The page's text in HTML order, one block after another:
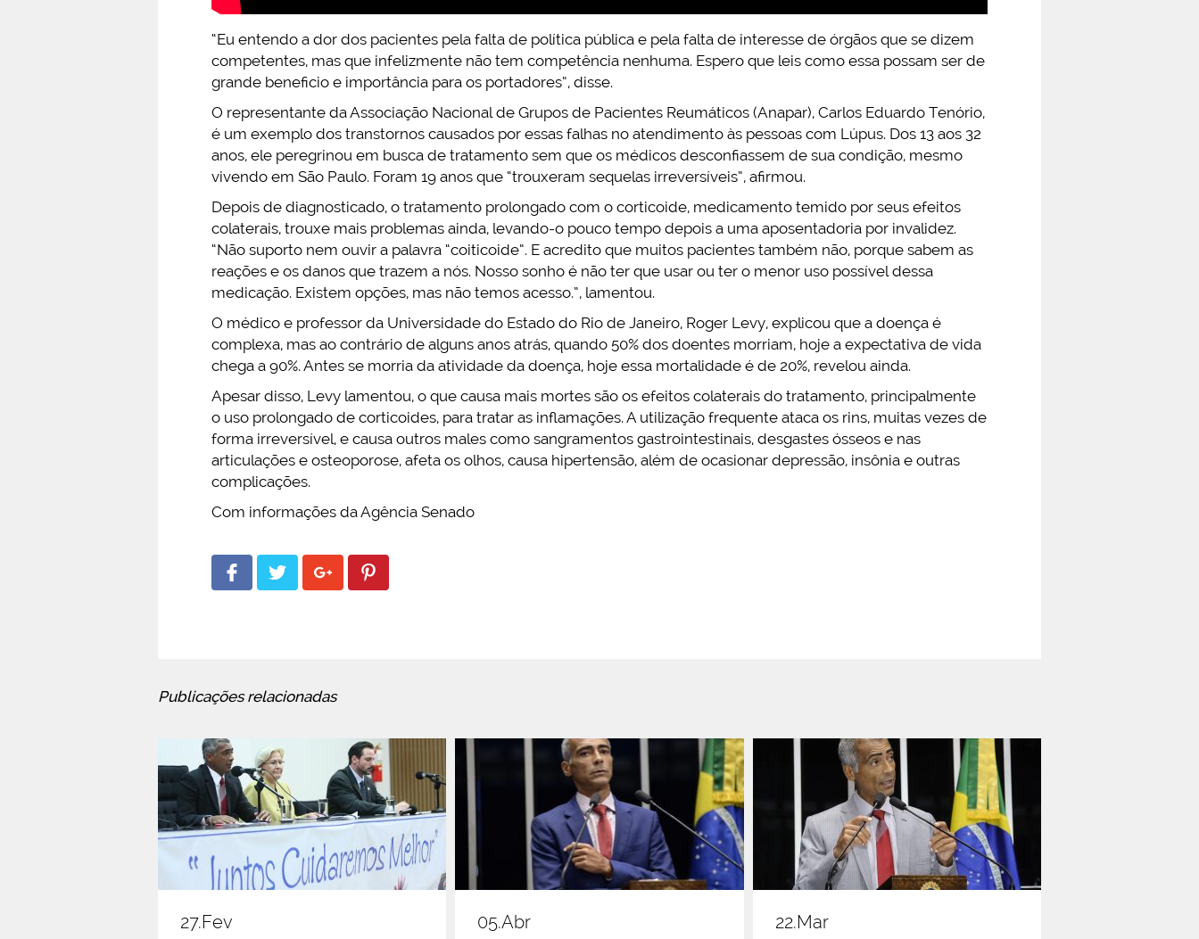
“Eu entendo a dor dos pacientes pela falta de política pública e pela falta de interesse de órgãos que se dizem
competentes, mas que infelizmente não tem competência nenhuma. Espero que leis como essa possam ser de
grande beneficio e importância para os portadores”, disse.
O representante da Associação Nacional de Grupos de Pacientes Reumáticos (Anapar), Carlos Eduardo Tenório,
é um exemplo dos transtornos causados por essas falhas no atendimento às pessoas com Lúpus. Dos 13 aos 32
anos, ele peregrinou em busca de tratamento sem que os médicos desconfiassem de sua condição, mesmo
vivendo em São Paulo. Foram 19 anos que “trouxeram sequelas irreversíveis”, afirmou.
Depois de diagnosticado, o tratamento prolongado com o corticoide, medicamento temido por seus efeitos
colaterais, trouxe mais problemas ainda, levando-o pouco tempo depois a uma aposentadoria por invalidez.
“Não suporto nem ouvir a palavra “coiticoide”. E acredito que muitos pacientes também não, porque sabem as
reações e os danos que trazem a nós. Nosso sonho é não ter que usar ou ter o menor uso possível dessa
medicação. Existem opções, mas não temos acesso.”, lamentou.
O médico e professor da Universidade do Estado do Rio de Janeiro, Roger Levy, explicou que a doença é
complexa, mas ao contrário de alguns anos atrás, quando 50% dos doentes morriam, hoje a expectativa de vida
chega a 90%. Antes se morria da atividade da doença, hoje essa mortalidade é de 20%, revelou ainda.
Apesar disso, Levy lamentou, o que causa mais mortes são os efeitos colaterais do tratamento, principalmente
o uso prolongado de corticoides, para tratar as inflamações. A utilização frequente ataca os rins, muitas vezes de
forma irreversível, e causa outros males como sangramentos gastrointestinais, desgastes ósseos e nas
articulações e osteoporose, afeta os olhos, causa hipertensão, além de ocasionar depressão, insônia e outras
complicações.
Com informações da Agência Senado
Publicações relacionadas
27.fev
05.abr
22.mar